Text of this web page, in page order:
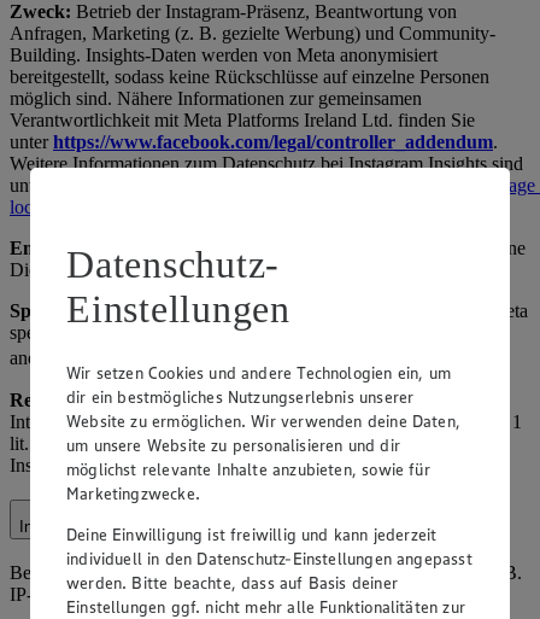
Zweck: Betrieb der Instagram-Präsenz, Beantwortung von
Anfragen, Marketing (z. B. gezielte Werbung) und Community-
Building. Insights-Daten werden von Meta anonymisiert
bereitgestellt, sodass keine Rückschlüsse auf einzelne Personen
möglich sind. Nähere Informationen zur gemeinsamen
Verantwortlichkeit mit Meta Platforms Ireland Ltd. finden Sie
unter https://www.facebook.com/legal/controller_addendum.
Weitere Informationen zum Datenschutz bei Instagram Insights sind
unter
https://www.facebook.com/legal/terms/
locale=de_DE
Empfänger:
Meta (als gemeinsamer Verantwortlicher), ggf. externe
Dienstleister und Werbeagenturen.
Speicherdauer:Solange das Profil aktiv ist oder bis Widerruf, Meta
speichert nach eigenen Richtlinien. Hinweis: Insights-Daten sind
anonymisiert.
Rechtsgrundlage:Art. 6 Abs. 1 lit. f) DSGVO (berechtigtes
Interesse am Betrieb der Social-Media-Präsenz) sowie Art. 6 Abs. 1
lit. a) DSGVO (Einwilligung für personalisierte Werbung über
Instagram-Einstellungen).
Internetauftritt
Beim Besuch unserer Website verarbeiten wir Nutzungsdaten (z. B.
IP-Adresse, Browsertyp, Seitenaufrufe).
Datenschutz-
Einstellungen
Wir setzen Cookies und andere Technologien ein, um
dir ein bestmögliches Nutzungserlebnis unserer
Website zu ermöglichen. Wir verwenden deine Daten,
um unsere Website zu personalisieren und dir
möglichst relevante Inhalte anzubieten, sowie für
Marketingzwecke.
Deine Einwilligung ist freiwillig und kann jederzeit
individuell in den Datenschutz-Einstellungen angepasst
werden. Bitte beachte, dass auf Basis deiner
Einstellungen ggf. nicht mehr alle Funktionalitäten zur